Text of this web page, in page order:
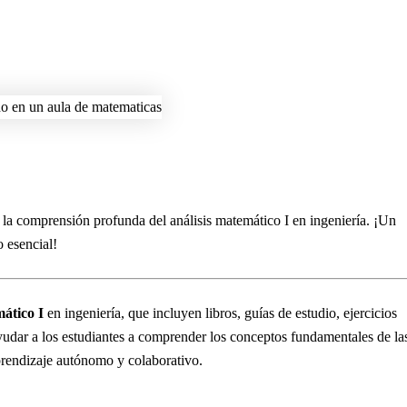
comprensión profunda del análisis matemático I en ingeniería. ¡Un
esencial!
I en ingeniería, que incluyen libros, guías de estudio, ejercicios
a los estudiantes a comprender los conceptos fundamentales de
autónomo y colaborativo.